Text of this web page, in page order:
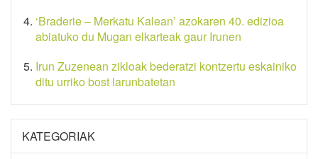
‘Braderie – Merkatu Kalean’ azokaren 40. edizioa
abiatuko du Mugan elkarteak gaur Irunen
Irun Zuzenean zikloak bederatzi kontzertu eskainiko
ditu urriko bost larunbatetan
KATEGORIAK